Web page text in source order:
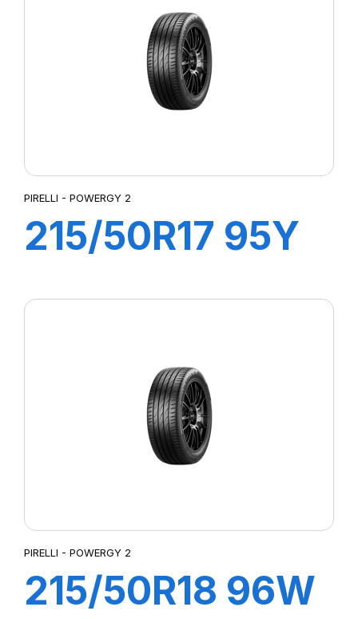
PIRELLI - POWERGY 2
215/50R17 95Y
PIRELLI - POWERGY 2
215/50R18 96W